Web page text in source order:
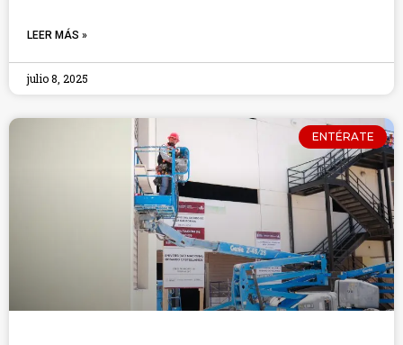
LEER MÁS »
julio 8, 2025
ENTÉRATE